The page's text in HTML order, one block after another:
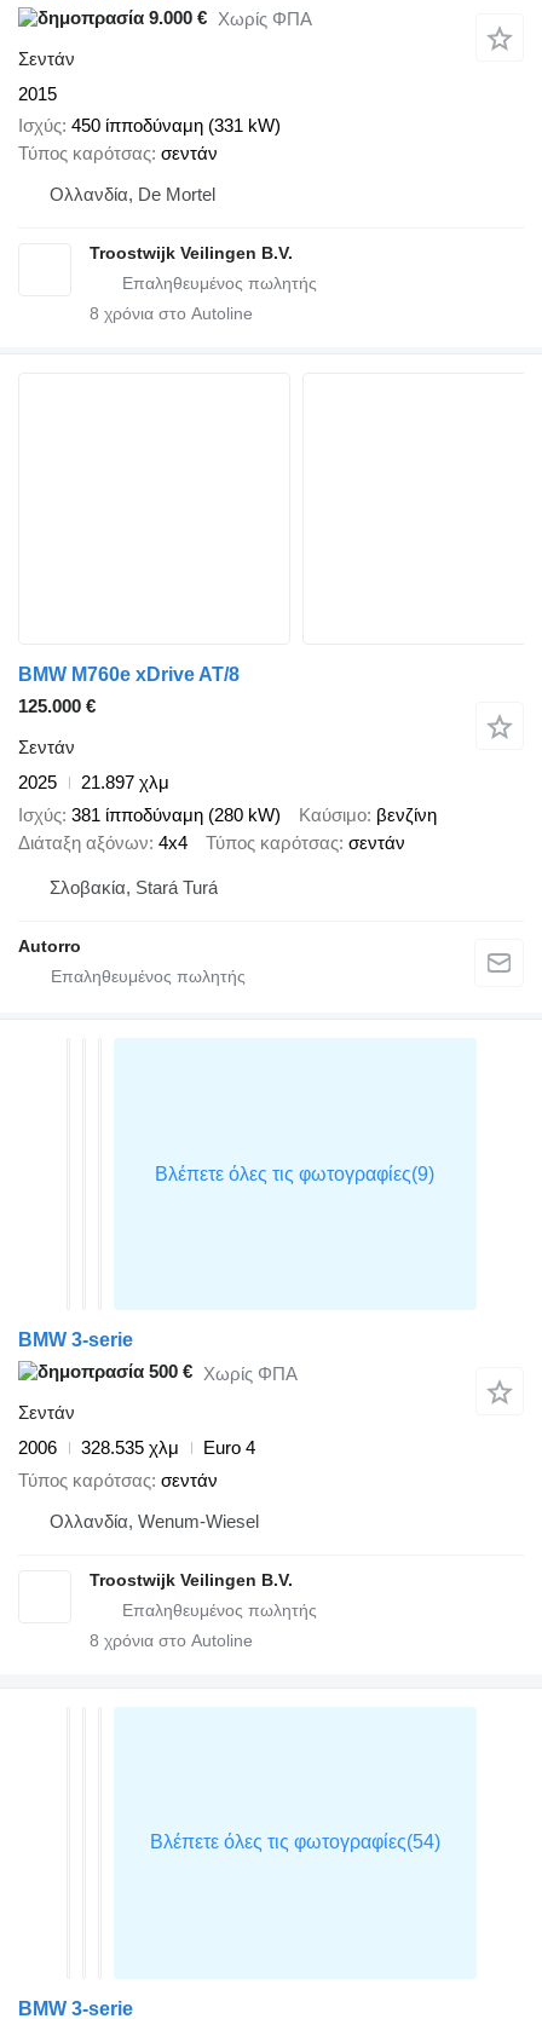
9.000 € Χωρίς ΦΠΑ
Σεντάν
2015
Ισχύς 450 ίπποδύναμη (331 kW)
Τύπος καρότσας σεντάν
Ολλανδία, De Mortel
Troostwijk Veilingen B.V.
8 χρόνια στο Autoline
BMW M760e xDrive AT/8
125.000 €
Σεντάν
2025
21.897 χλμ
Ισχύς 381 ίπποδύναμη (280 kW) Καύσιμο βενζίνη
Διάταξη αξόνων 4x4 Τύπος καρότσας σεντάν
Σλοβακία, Stará Turá
Autorro
BMW 3-serie
500 € Χωρίς ΦΠΑ
Σεντάν
2006
328.535 χλμ
Euro 4
Τύπος καρότσας σεντάν
Ολλανδία, Wenum-Wiesel
Troostwijk Veilingen B.V.
8 χρόνια στο Autoline
BMW 3-serie